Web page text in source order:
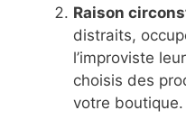
Raison
distraits,
l’improviste
choisis des
votre boutique.